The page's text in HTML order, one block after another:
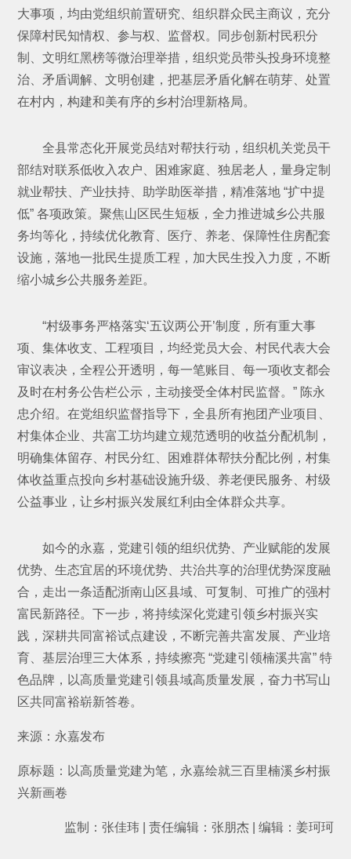
大事项，均由党组织前置研究、组织群众民主商议，充分
保障村民知情权、参与权、监督权。同步创新村民积分
制、文明红黑榜等微治理举措，组织党员带头投身环境整
治、矛盾调解、文明创建，把基层矛盾化解在萌芽、处置
在村内，构建和美有序的乡村治理新格局。
全县常态化开展党员结对帮扶行动，组织机关党员干
部结对联系低收入农户、困难家庭、独居老人，量身定制
就业帮扶、产业扶持、助学助医举措，精准落地 “扩中提
低” 各项政策。聚焦山区民生短板，全力推进城乡公共服
务均等化，持续优化教育、医疗、养老、保障性住房配套
设施，落地一批民生提质工程，加大民生投入力度，不断
缩小城乡公共服务差距。
“村级事务严格落实‘五议两公开’制度，所有重大事
项、集体收支、工程项目，均经党员大会、村民代表大会
审议表决，全程公开透明，每一笔账目、每一项收支都会
及时在村务公告栏公示，主动接受全体村民监督。” 陈永
忠介绍。在党组织监督指导下，全县所有抱团产业项目、
村集体企业、共富工坊均建立规范透明的收益分配机制，
明确集体留存、村民分红、困难群体帮扶分配比例，村集
体收益重点投向乡村基础设施升级、养老便民服务、村级
公益事业，让乡村振兴发展红利由全体群众共享。
如今的永嘉，党建引领的组织优势、产业赋能的发展
优势、生态宜居的环境优势、共治共享的治理优势深度融
合，走出一条适配浙南山区县域、可复制、可推广的强村
富民新路径。下一步，将持续深化党建引领乡村振兴实
践，深耕共同富裕试点建设，不断完善共富发展、产业培
育、基层治理三大体系，持续擦亮 “党建引领楠溪共富” 特
色品牌，以高质量党建引领县域高质量发展，奋力书写山
区共同富裕崭新答卷。
来源：永嘉发布
原标题：以高质量党建为笔，永嘉绘就三百里楠溪乡村振
兴新画卷
监制：张佳玮 | 责任编辑：张朋杰 | 编辑：姜珂珂